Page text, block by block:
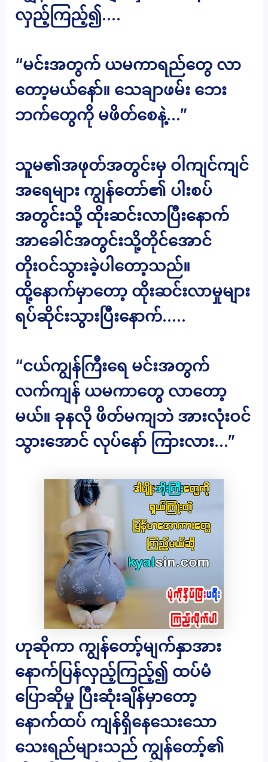
လှည့်ကြည့်၍….
“မင်းအတွက် ယမကာရည်တွေ လာ
တော့မယ်နော်။ သေချာဖမ်း ဘေး
ဘက်တွေကို မဖိတ်စေနဲ့…”
သူမ၏အဖုတ်အတွင်းမှ ဝါကျင်ကျင်
အရေများ ကျွန်တော်၏ ပါးစပ်
အတွင်းသို့ ထိုးဆင်းလာပြီးနောက်
အာခေါင်အတွင်းသို့တိုင်အောင်
တိုးဝင်သွားခဲ့ပါတော့သည်။
ထို့နောက်မှာတော့ ထိုးဆင်းလာမှုများ
ရပ်ဆိုင်းသွားပြီးနောက်…..
“ငယ်ကျွန်ကြီးရေ မင်းအတွက်
လက်ကျန် ယမကာတွေ လာတော့
မယ်။ ခုနလို ဖိတ်မကျဘဲ အားလုံးဝင်
သွားအောင် လုပ်နော် ကြားလား…”
ဟုဆိုကာ ကျွန်တော့်မျက်နှာအား
နောက်ပြန်လှည့်ကြည့်၍ ထပ်မံ
ပြောဆိုမှု ပြီးဆုံးချိန်မှာတော့
နောက်ထပ် ကျန်ရှိနေသေးသော
သေးရည်များသည် ကျွန်တော့်၏